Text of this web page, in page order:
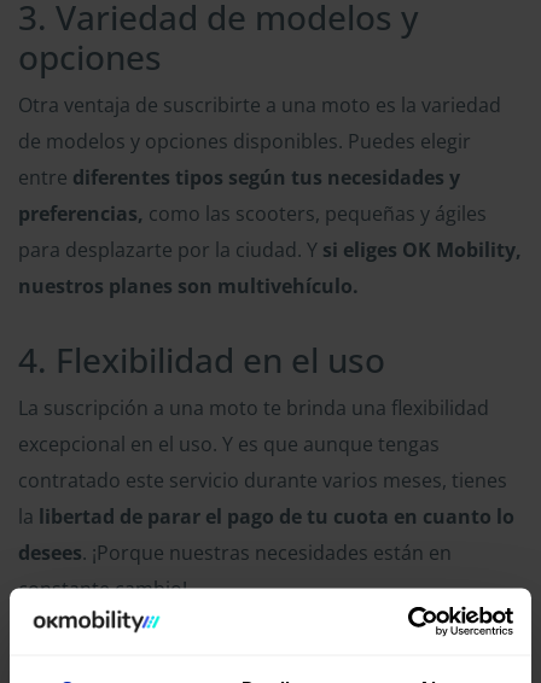
3. Variedad de modelos y
opciones
Otra ventaja de suscribirte a una moto es la variedad
de modelos y opciones disponibles. Puedes elegir
entre diferentes tipos según tus necesidades y
preferencias, como las scooters, pequeñas y ágiles
para desplazarte por la ciudad. Y si eliges OK Mobility,
nuestros planes son multivehículo.
4. Flexibilidad en el uso
La suscripción a una moto te brinda una flexibilidad
excepcional en el uso. Y es que aunque tengas
contratado este servicio durante varios meses, tienes
la libertad de parar el pago de tu cuota en cuanto lo
desees. ¡Porque nuestras necesidades están en
constante cambio!